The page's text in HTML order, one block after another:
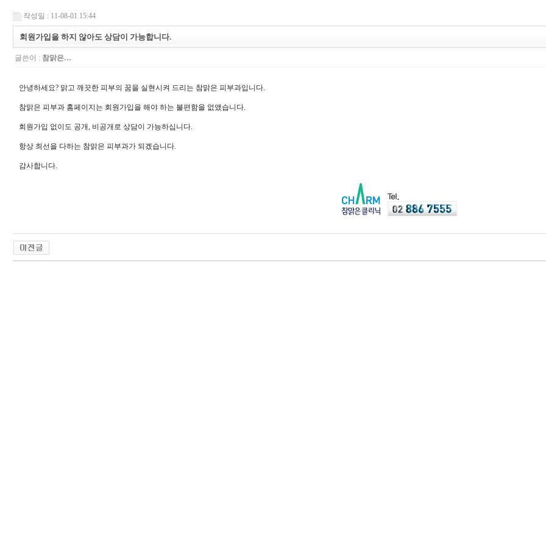
작성일 : 11-08-01 15:44
회원가입을 하지 않아도 상담이 가능합니다.
글쓴이 : 참맑은…
안녕하세요? 맑고 깨끗한 피부의 꿈을 실현시켜 드리는 참맑은 피부과입니다.
참맑은 피부과 홈페이지는 회원가입을 해야 하는 불편함을 없앴습니다.
회원가입 없이도 공개, 비공개로 상담이 가능하십니다.
항상 최선을 다하는 참맑은 피부과가 되겠습니다.
감사합니다.